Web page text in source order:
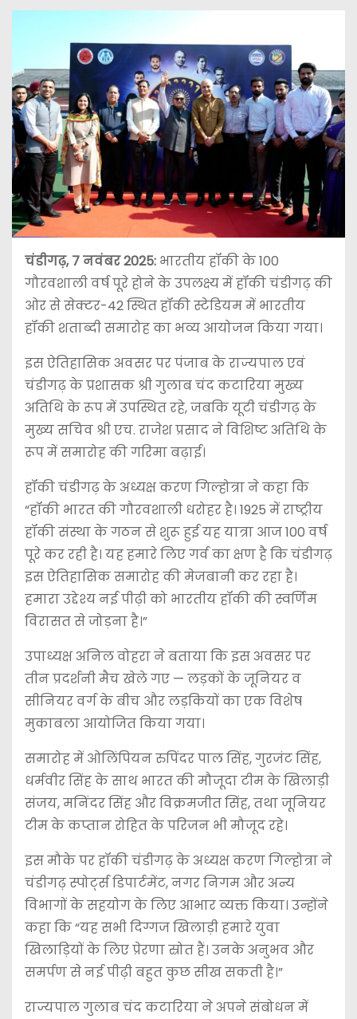
चंडीगढ़, 7 नवंबर 2025: भारतीय हॉकी के 100
गौरवशाली वर्ष पूरे होने के उपलक्ष्य में हॉकी चंडीगढ़ की
ओर से सेक्टर-42 स्थित हॉकी स्टेडियम में भारतीय
हॉकी शताब्दी समारोह का भव्य आयोजन किया गया।
इस ऐतिहासिक अवसर पर पंजाब के राज्यपाल एवं
चंडीगढ़ के प्रशासक श्री गुलाब चंद कटारिया मुख्य
अतिथि के रूप में उपस्थित रहे, जबकि यूटी चंडीगढ़ के
मुख्य सचिव श्री एच. राजेश प्रसाद ने विशिष्ट अतिथि के
रूप में समारोह की गरिमा बढ़ाई।
हॉकी चंडीगढ़ के अध्यक्ष करण गिल्होत्रा ने कहा कि
“हॉकी भारत की गौरवशाली धरोहर है। 1925 में राष्ट्रीय
हॉकी संस्था के गठन से शुरू हुई यह यात्रा आज 100 वर्ष
पूरे कर रही है। यह हमारे लिए गर्व का क्षण है कि चंडीगढ़
इस ऐतिहासिक समारोह की मेजबानी कर रहा है।
हमारा उद्देश्य नई पीढ़ी को भारतीय हॉकी की स्वर्णिम
विरासत से जोड़ना है।”
उपाध्यक्ष अनिल वोहरा ने बताया कि इस अवसर पर
तीन प्रदर्शनी मैच खेले गए — लड़कों के जूनियर व
सीनियर वर्ग के बीच और लड़कियों का एक विशेष
मुकाबला आयोजित किया गया।
समारोह में ओलिंपियन रुपिंदर पाल सिंह, गुरजंट सिंह,
धर्मवीर सिंह के साथ भारत की मौजूदा टीम के खिलाड़ी
संजय, मनिंदर सिंह और विक्रमजीत सिंह, तथा जूनियर
टीम के कप्तान रोहित के परिजन भी मौजूद रहे।
इस मौके पर हॉकी चंडीगढ़ के अध्यक्ष करण गिल्होत्रा ने
चंडीगढ़ स्पोर्ट्स डिपार्टमेंट, नगर निगम और अन्य
विभागों के सहयोग के लिए आभार व्यक्त किया। उन्होंने
कहा कि “यह सभी दिग्गज खिलाड़ी हमारे युवा
खिलाड़ियों के लिए प्रेरणा स्रोत हैं। उनके अनुभव और
समर्पण से नई पीढ़ी बहुत कुछ सीख सकती है।”
राज्यपाल गुलाब चंद कटारिया ने अपने संबोधन में